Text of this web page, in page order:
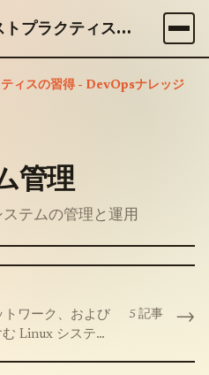
DevOpsツールとベストプラクティスの習得 - DevOpsナレッジハブ
ィスの習得 - DevOpsナレッジ
管理
テムの管理と運用
ワーク、および
Linux システム
5 記事 →